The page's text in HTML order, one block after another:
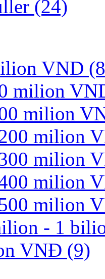
(24)
VND
milion
milion
milion
milion
milion
milion
- 1
VNĐ (9)